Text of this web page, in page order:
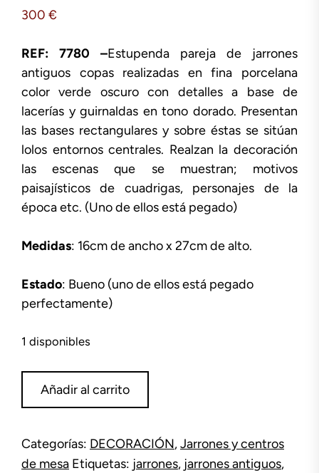
300 €
REF: 7780 –Estupenda pareja de jarrones
antiguos copas realizadas en fina porcelana
color verde oscuro con detalles a base de
lacerías y guirnaldas en tono dorado. Presentan
las bases rectangulares y sobre éstas se sitúan
lolos entornos centrales. Realzan la decoración
las escenas que se muestran; motivos
paisajísticos de cuadrigas, personajes de la
época etc. (Uno de ellos está pegado)
Medidas: 16cm de ancho x 27cm de alto.
Estado: Bueno (uno de ellos está pegado
perfectamente)
1 disponibles
cantidad
Añadir al carrito
Categorías: DECORACIÓN,Jarrones y centros
de mesa Etiquetas: jarrones, jarrones antiguos,